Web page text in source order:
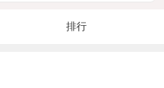
排行